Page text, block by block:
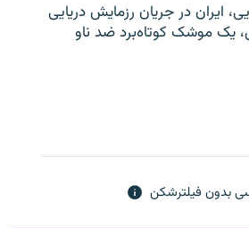
ایران در جریان رزمایش دریایی
یک موشک کوتاه‌برد ضد ناو
بدون فیلترشکن